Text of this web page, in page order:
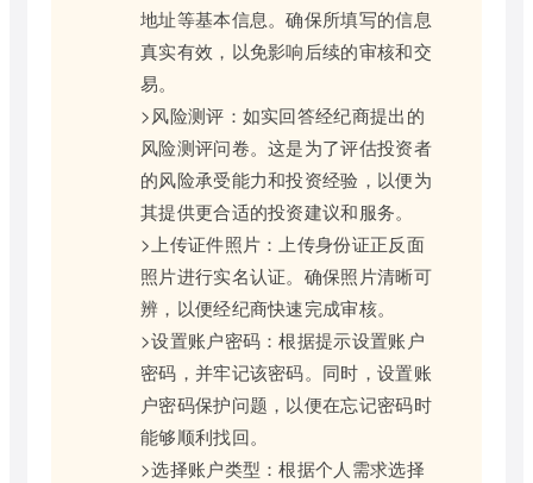
地址等基本信息。确保所填写的信息
真实有效，以免影响后续的审核和交
易。
>风险测评：如实回答经纪商提出的
风险测评问卷。这是为了评估投资者
的风险承受能力和投资经验，以便为
其提供更合适的投资建议和服务。
>上传证件照片：上传身份证正反面
照片进行实名认证。确保照片清晰可
辨，以便经纪商快速完成审核。
>设置账户密码：根据提示设置账户
密码，并牢记该密码。同时，设置账
户密码保护问题，以便在忘记密码时
能够顺利找回。
>选择账户类型：根据个人需求选择